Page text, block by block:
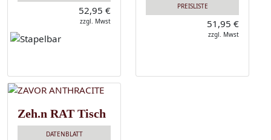
52,95 €
zzgl. Mwst
PREISLISTE
51,95 €
zzgl. Mwst
Zeh.n RAT Tisch
DATENBLATT